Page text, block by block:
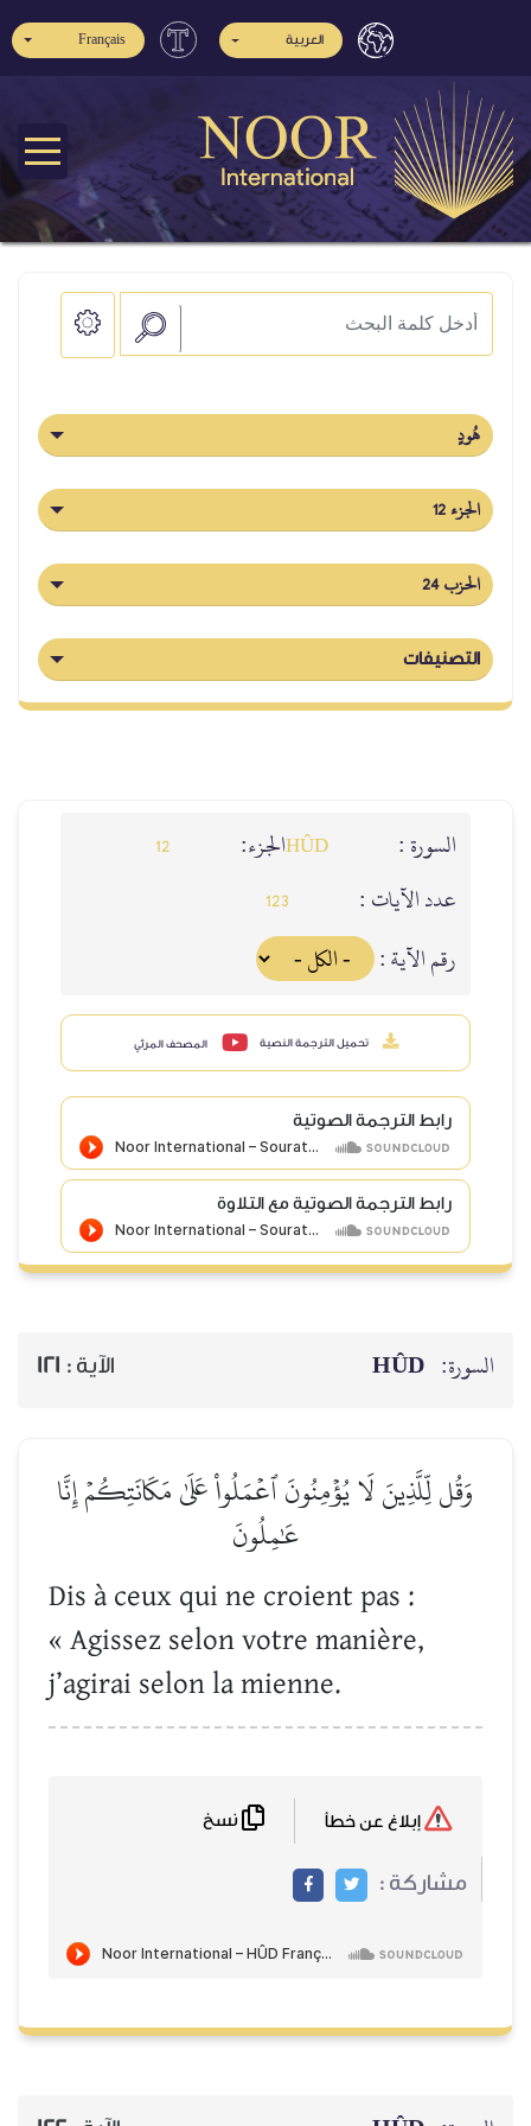
العربية Français
هُودٍ
الجزء 12
الحزب 24
التصنيفات
السورة : HÛDالجزء: 12
عدد الآيات : 123
رقم الآية :
تحميل الترجمة النصية المصحف المرئي
رابط الترجمة الصوتية
رابط الترجمة الصوتية مع التلاوة
السورة: HÛD الآية : 121
وَقُل لِّلَّذِينَ لَا يُؤۡمِنُونَ ٱعۡمَلُواْ عَلَىٰ مَكَانَتِكُمۡ إِنَّا
عَٰمِلُونَ
Dis à ceux qui ne croient pas :
« Agissez selon votre manière,
j’agirai selon la mienne.
مشاركة :